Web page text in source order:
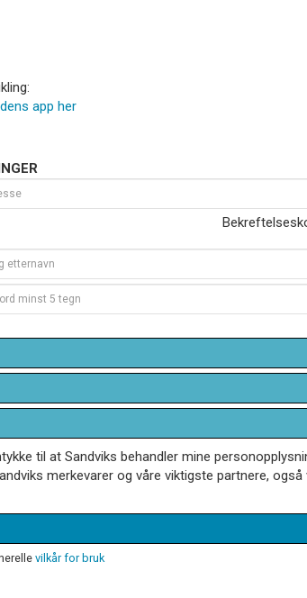
app her
til at Sandviks behandler mine
merkevarer og våre viktigste partnere,
vilkår for bruk